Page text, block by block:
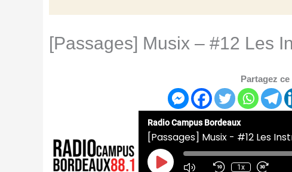
[Passages] Musix – #12 Les
Partagez
Radio Campus Bordeaux
[Passages] Musix - #12 Les
Play
Episode
1x